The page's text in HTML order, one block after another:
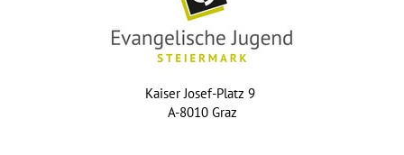
Kaiser Josef-Platz 9
A-8010 Graz